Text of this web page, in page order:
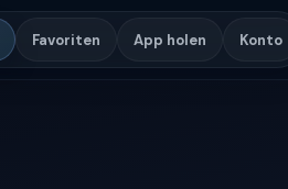
Favoriten App holen Konto